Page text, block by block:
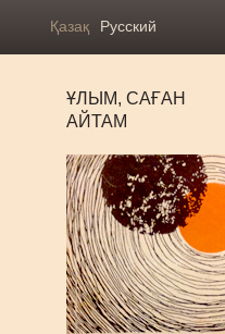
Қазақ Русский
ҰЛЫМ, САҒАН
АЙТАМ